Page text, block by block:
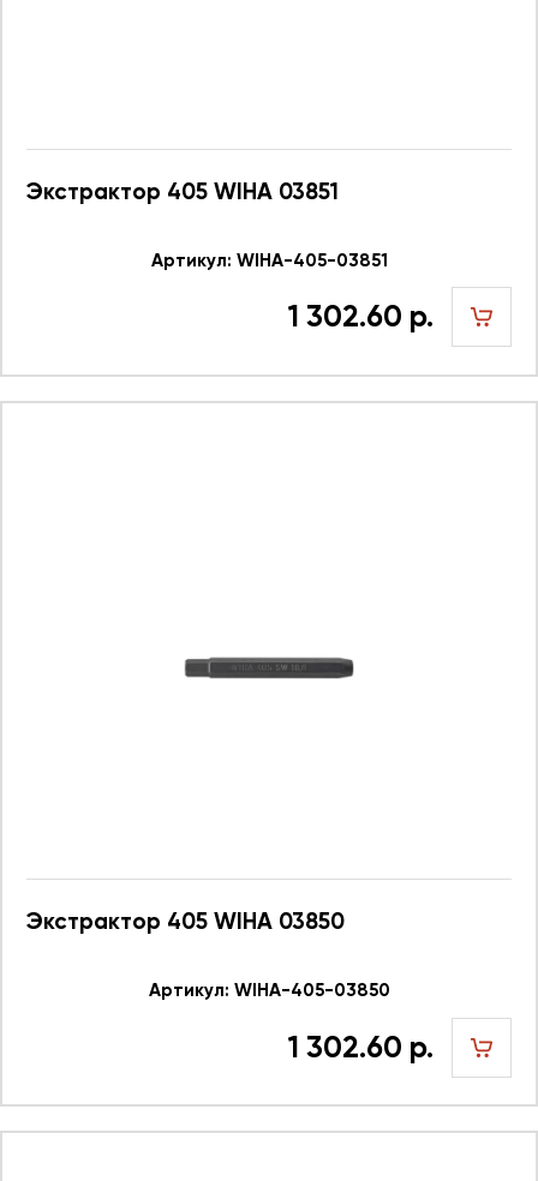
Экстрактор 405 WIHA 03851
Артикул: WIHA-405-03851
1 302.60 р.
Экстрактор 405 WIHA 03850
Артикул: WIHA-405-03850
1 302.60 р.